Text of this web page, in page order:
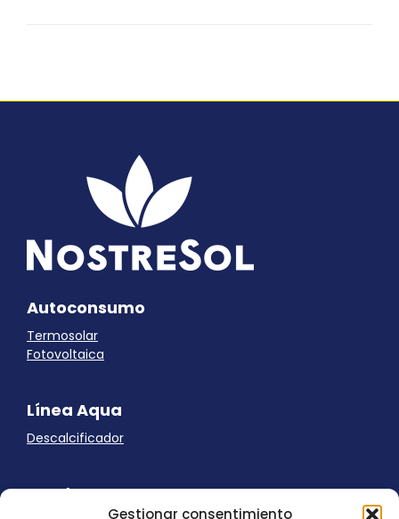
Gestionar consentimiento
Autoconsumo
Termosolar
Fotovoltaica
Línea Aqua
Descalcificador
Ayuda